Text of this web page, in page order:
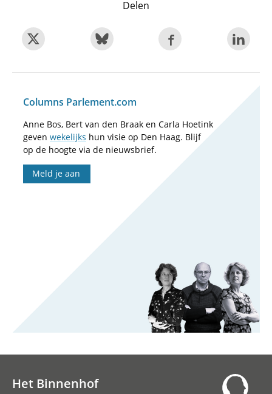
Delen
Columns Parlement.com
Anne Bos, Bert van den Braak en Carla Hoetink
geven wekelijks hun visie op Den Haag. Blijf
op de hoogte via de nieuwsbrief.
Meld je aan
Het Binnenhof